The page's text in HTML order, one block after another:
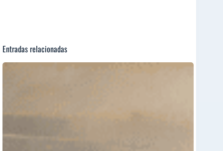
Entradas relacionadas